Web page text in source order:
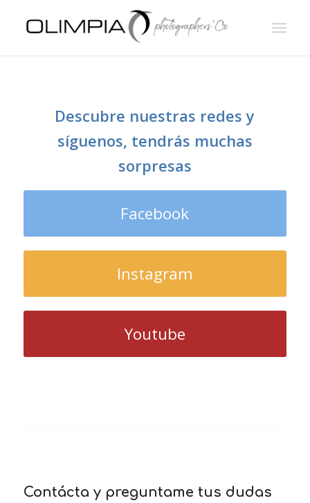
Descubre nuestras redes y
síguenos, tendrás muchas
sorpresas
Facebook
Instagram
Youtube
Contácta y preguntame tus dudas